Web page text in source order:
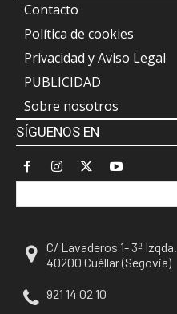
Contacto
Política de cookies
Privacidad y Aviso Legal
PUBLICIDAD
Sobre nosotros
SÍGUENOS EN
C/ Lavaderos 1- 3º Izqda.
40200 Cuéllar (Segovia)
921 14 02 10